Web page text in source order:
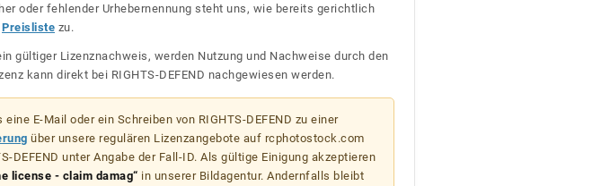
oder fehlender Urhebernennung steht uns, wie bereits gerichtlich
Preisliste zu.
gültiger Lizenznachweis, werden Nutzung und Nachweise durch den
kann direkt bei RIGHTS-DEFEND nachgewiesen werden.
eine E-Mail oder ein Schreiben von RIGHTS-DEFEND zu einer
über unsere regulären Lizenzangebote auf rcphotostock.com
unter Angabe der Fall-ID. Als gültige Einigung akzeptieren
license - claim damag“ in unserer Bildagentur. Andernfalls bleibt